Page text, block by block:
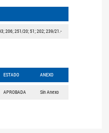
206; 251/20; 51; 202; 239/21.-
ESTADO ANEXO
APROBADA Sin Anexo